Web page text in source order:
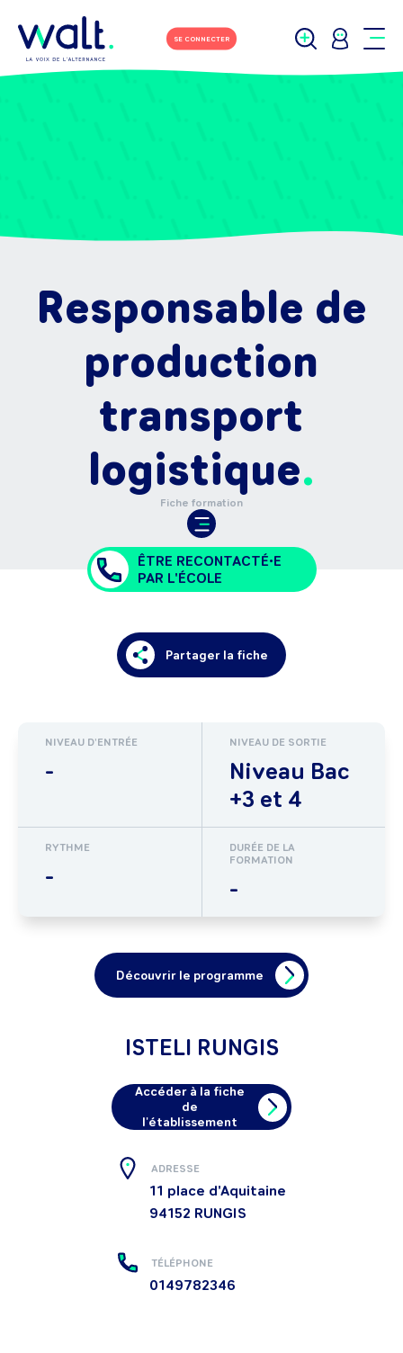
SE CONNECTER
Responsable de
production
transport
logistique
Fiche formation
ÊTRE RECONTACTÉ•E
PAR L'ÉCOLE
Partager la fiche
NIVEAU D'ENTRÉE
-
NIVEAU DE SORTIE
Niveau Bac
+3 et 4
RYTHME
-
DURÉE DE LA
FORMATION
-
Découvrir le programme
ISTELI RUNGIS
Accéder à la fiche
de
l'établissement
ADRESSE
11 place d'Aquitaine
94152 RUNGIS
TÉLÉPHONE
0149782346